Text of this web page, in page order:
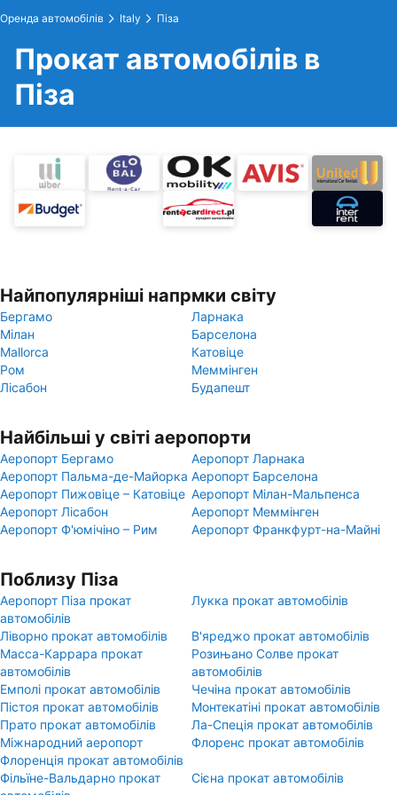
Оренда автомобілів Italy Піза
Прокат автомобілів в
Піза
Найпопулярніші напрмки світу
Бергамо
Ларнака
Мілан
Барселона
Mallorca
Катовіце
Ром
Меммінген
Лісабон
Будапешт
Найбільші у світі аеропорти
Аеропорт Бергамо
Аеропорт Ларнака
Аеропорт Пальма-де-Майорка Аеропорт Барселона
Аеропорт Пижовіце – Катовіце Аеропорт Мілан-Мальпенса
Аеропорт Лісабон
Аеропорт Меммінген
Аеропорт Ф'юмічіно – Рим
Аеропорт Франкфурт-на-Майні
Поблизу Піза
Аеропорт Піза прокат
автомобілів
Лукка прокат автомобілів
Ліворно прокат автомобілів
В'яреджо прокат автомобілів
Масса-Каррара прокат
автомобілів
Розињано Солве прокат
автомобілів
Емполі прокат автомобілів
Чечіна прокат автомобілів
Пістоя прокат автомобілів
Монтекатіні прокат автомобілів
Прато прокат автомобілів
Ла-Спеція прокат автомобілів
Міжнародний аеропорт
Флоренція прокат автомобілів
Флоренс прокат автомобілів
Фільїне-Вальдарно прокат
Сієна прокат автомобілів